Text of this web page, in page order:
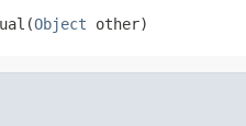
Object other)